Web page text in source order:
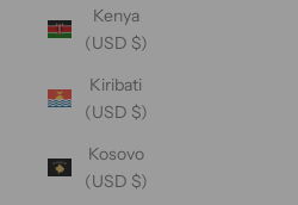
Kenya
(USD $)
Kiribati
(USD $)
Kosovo
(USD $)